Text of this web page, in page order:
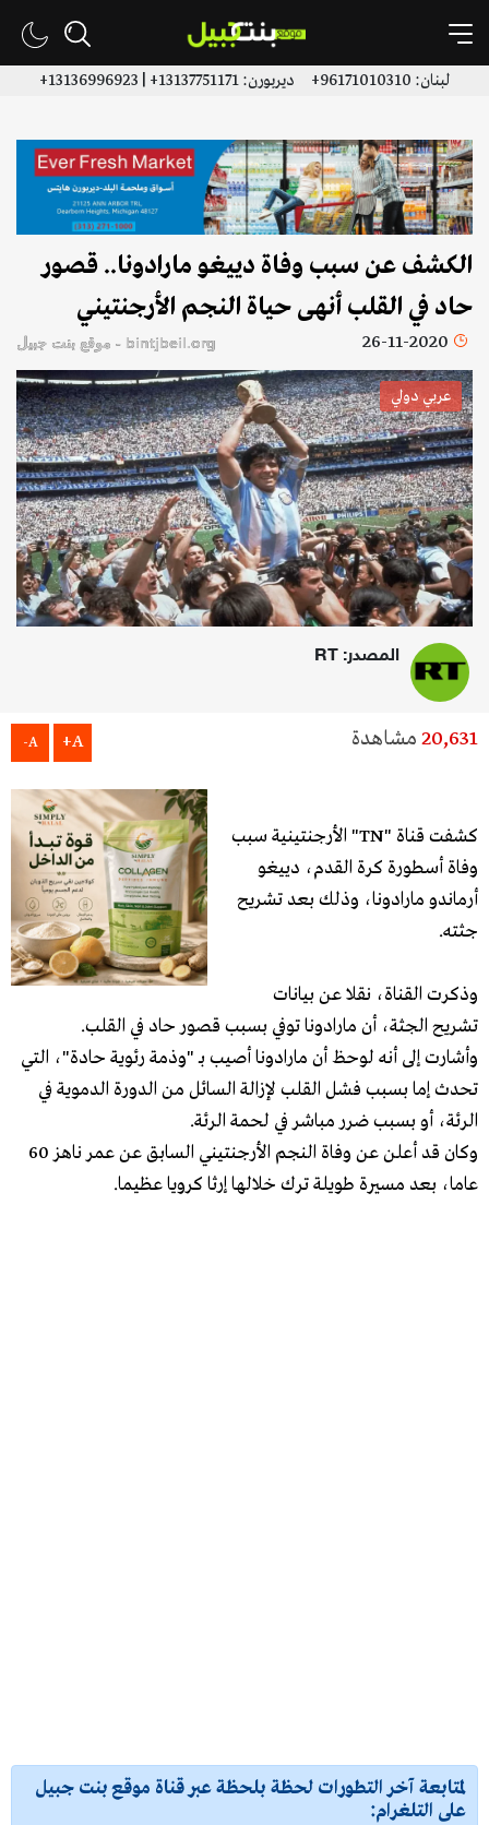
لبنان: 96171010310+ ديربورن: 13137751171+ | 13136996923+
الكشف عن سبب وفاة دييغو مارادونا.. قصور
حاد في القلب أنهى حياة النجم الأرجنتيني
26-11-2020 bintjbeil.org - موقع بنت جبيل
عربي دولي
المصدر: RT
20,631 مشاهدة A+
A-
كشفت قناة "TN" الأرجنتينية سبب
وفاة أسطورة كرة القدم، دييغو
أرماندو مارادونا، وذلك بعد تشريح
جثته.
وذكرت القناة، نقلا عن بيانات
تشريح الجثة، أن مارادونا توفي بسبب قصور حاد في القلب.
وأشارت إلى أنه لوحظ أن مارادونا أصيب بـ "وذمة رئوية حادة"، التي
تحدث إما بسبب فشل القلب لإزالة السائل من الدورة الدموية في
الرئة، أو بسبب ضرر مباشر في لحمة الرئة.
وكان قد أعلن عن وفاة النجم الأرجنتيني السابق عن عمر ناهز 60
عاما، بعد مسيرة طويلة ترك خلالها إرثا كرويا عظيما.
لمتابعة آخر التطورات لحظة بلحظة عبر قناة موقع بنت جبيل
على التلغرام: